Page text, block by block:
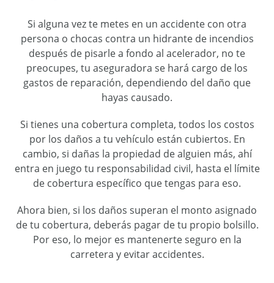
Si alguna vez te metes en un accidente con otra
persona o chocas contra un hidrante de incendios
después de pisarle a fondo al acelerador, no te
preocupes, tu aseguradora se hará cargo de los
gastos de reparación, dependiendo del daño que
hayas causado.
Si tienes una cobertura completa, todos los costos
por los daños a tu vehículo están cubiertos. En
cambio, si dañas la propiedad de alguien más, ahí
entra en juego tu responsabilidad civil, hasta el límite
de cobertura específico que tengas para eso.
Ahora bien, si los daños superan el monto asignado
de tu cobertura, deberás pagar de tu propio bolsillo.
Por eso, lo mejor es mantenerte seguro en la
carretera y evitar accidentes.